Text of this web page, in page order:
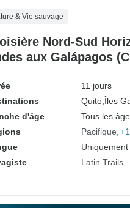
& Vie sauvage
Nord-Sud
aux Galápagos
11 jours
Quito, Îles
d'âge
Tous les
Pacifique
Uniquement
Latin Trails